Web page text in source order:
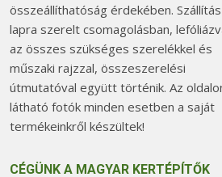
összeállíthatóság érdekében. Szállítás
lapra szerelt csomagolásban,
az összes szükséges szerelékkel és
műszaki rajzzal, összeszerelési
útmutatóval együtt történik. Az
látható fotók minden esetben a saját
termékeinkről készültek!
CÉGÜNK A MAGYAR KERTÉPÍTŐK